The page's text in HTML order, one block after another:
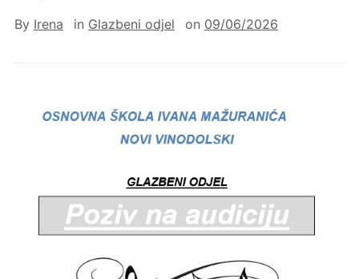
By Irena in Glazbeni odjel on 09/06/2026